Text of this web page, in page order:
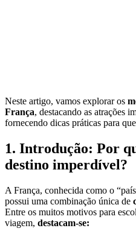
Neste artigo, vamos explorar os
França, destacando as atrações
fornecendo dicas práticas para
1. Introdução: Por
destino imperdível?
A França, conhecida como o
possui uma combinação única de
Entre os muitos motivos para
viagem, destacam-se: